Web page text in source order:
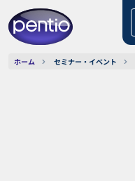
ホーム セミナー・イベント